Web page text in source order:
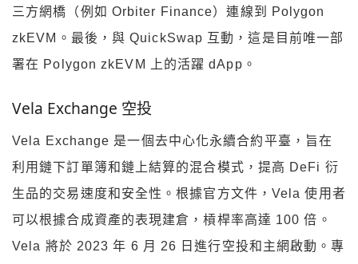
三方網橋（例如 Orbiter Finance）連線到 Polygon
zkEVM。最後，與 QuickSwap 互動，這是目前唯一部
署在 Polygon zkEVM 上的活躍 dApp。
Vela Exchange 空投
Vela Exchange 是一個去中心化永續合約平臺，旨在
利用鏈下訂單簿和鏈上結算的混合模式，提高 DeFi 衍
生品的交易速度和安全性。根據官方文件，Vela 使用者
可以根據合成資產的表現建倉，槓桿率高達 100 倍。
Vela 將於 2023 年 6 月 26 日進行空投和主網啟動。專